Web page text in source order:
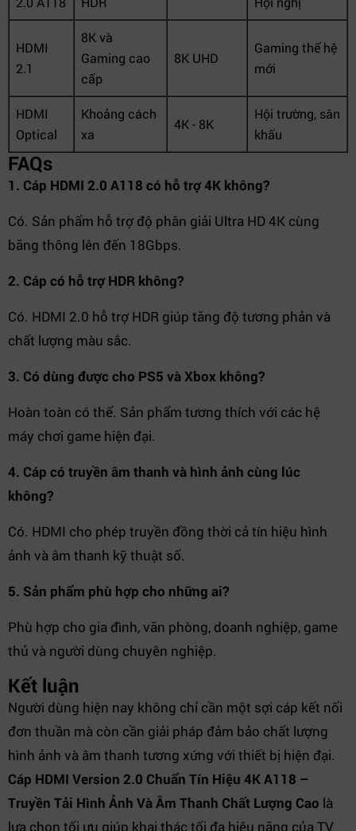
HDMI
2.1
8K và
Gaming cao
cấp
8K UHD
Gaming thế hệ
mới
HDMI
Optical
Khoảng cách
xa
4K - 8K
Hội trường, sân
khấu
FAQs
1. Cáp HDMI 2.0 A118 có hỗ trợ 4K không?
Có. Sản phẩm hỗ trợ độ phân giải Ultra HD 4K cùng
băng thông lên đến 18Gbps.
2. Cáp có hỗ trợ HDR không?
Có. HDMI 2.0 hỗ trợ HDR giúp tăng độ tương phản và
chất lượng màu sắc.
3. Có dùng được cho PS5 và Xbox không?
Hoàn toàn có thể. Sản phẩm tương thích với các hệ
máy chơi game hiện đại.
4. Cáp có truyền âm thanh và hình ảnh cùng lúc
không?
Có. HDMI cho phép truyền đồng thời cả tín hiệu hình
ảnh và âm thanh kỹ thuật số.
5. Sản phẩm phù hợp cho những ai?
Phù hợp cho gia đình, văn phòng, doanh nghiệp, game
thủ và người dùng chuyên nghiệp.
Kết luận
Người dùng hiện nay không chỉ cần một sợi cáp kết nối
đơn thuần mà còn cần giải pháp đảm bảo chất lượng
hình ảnh và âm thanh tương xứng với thiết bị hiện đại.
Cáp HDMI Version 2.0 Chuẩn Tín Hiệu 4K A118 –
Truyền Tải Hình Ảnh Và Âm Thanh Chất Lượng Cao là
lựa chọn tối ưu giúp khai thác tối đa hiệu năng của TV